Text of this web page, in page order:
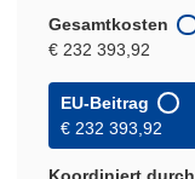
Gesamtkosten
€ 232 393,92
EU-Beitrag
€ 232 393,92
Koordiniert durch